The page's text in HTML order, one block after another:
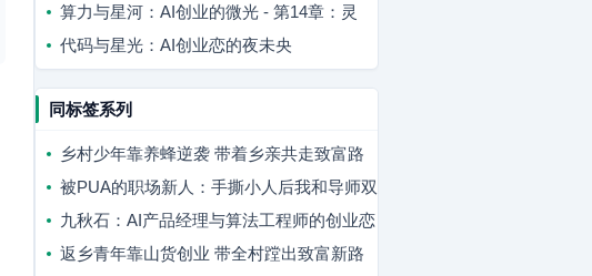
路
算力与星河：AI创业的微光 - 第14章：灵
SEED的解析
代码与星光：AI创业恋的夜未央
同标签系列
乡村少年靠养蜂逆袭 带着乡亲共走致富路
被PUA的职场新人：手撕小人后我和导师双
向奔赴
九秋石：AI产品经理与算法工程师的创业恋
歌
返乡青年靠山货创业 带全村蹚出致富新路